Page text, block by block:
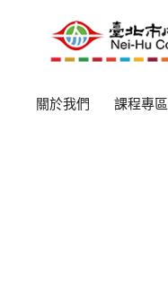
關於我們 課程專區